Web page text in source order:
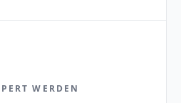
WERDEN